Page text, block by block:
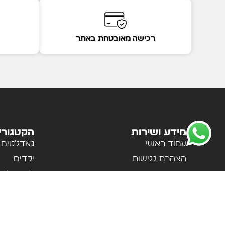
רכישה מאובטחת באתר
מידע ושירות
עמוד ראשי
הצהרת נגישות
מדיניות פרטיות
גאדג'טים
ילדים
לבית